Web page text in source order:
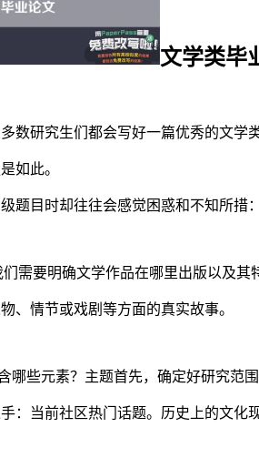
文学类毕
数研究生们都会写好一篇优秀的文学
如此。
题目时却往往会感觉困惑和不知所措
需要明确文学作品在哪里出版以及其
、情节或戏剧等方面的真实故事。
哪些元素？主题首先，确定好研究范
：当前社区热门话题。历史上的文化